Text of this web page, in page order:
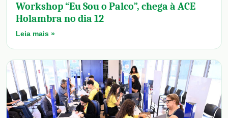
Workshop “Eu Sou o Palco”, chega à ACE
Holambra no dia 12
Leia mais »